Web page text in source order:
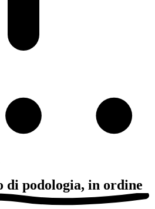
di podologia, in ordine